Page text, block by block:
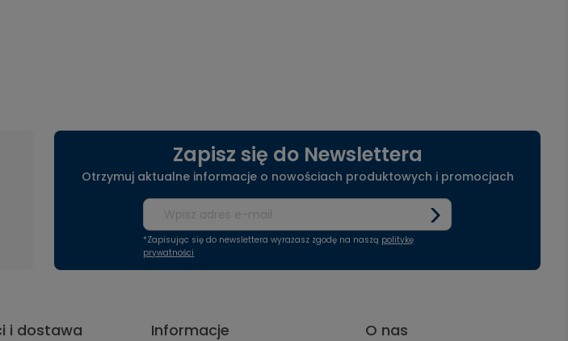
Zapisz się do Newslettera
Otrzymuj aktualne informacje o nowościach produktowych i promocjach
*Zapisując się do newslettera wyrażasz zgodę na naszą politykę
prywatności
i dostawa Informacje O nas